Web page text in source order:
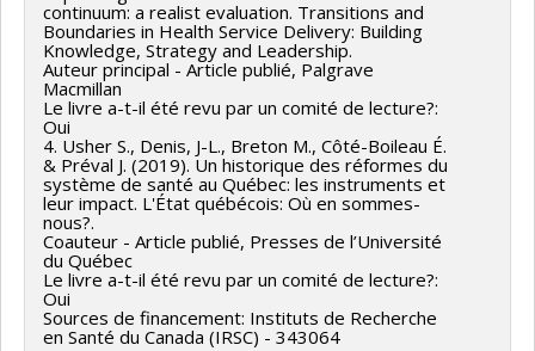
continuum: a realist evaluation. Transitions and
Boundaries in Health Service Delivery: Building
Knowledge, Strategy and Leadership.
Auteur principal - Article publié, Palgrave
Macmillan
Le livre a-t-il été revu par un comité de lecture?:
Oui
4. Usher S., Denis, J-L., Breton M., Côté-Boileau É.
& Préval J. (2019). Un historique des réformes du
système de santé au Québec: les instruments et
leur impact. L'État québécois: Où en sommes-
nous?.
Coauteur - Article publié, Presses de l’Université
du Québec
Le livre a-t-il été revu par un comité de lecture?:
Oui
Sources de financement: Instituts de Recherche
en Santé du Canada (IRSC) - 343064